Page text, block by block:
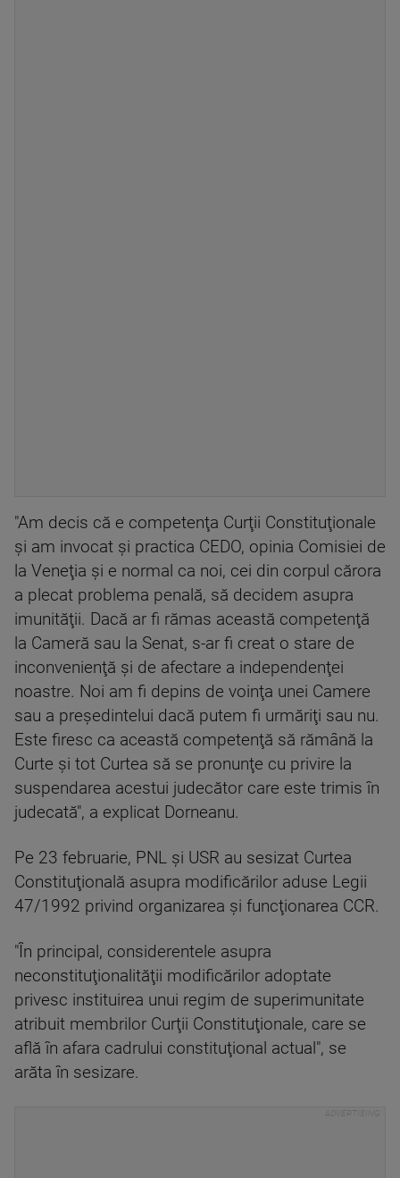
"Am decis că e competenţa Curţii Constituţionale
şi am invocat şi practica CEDO, opinia Comisiei de
la Veneţia şi e normal ca noi, cei din corpul cărora
a plecat problema penală, să decidem asupra
imunităţii. Dacă ar fi rămas această competenţă
la Cameră sau la Senat, s-ar fi creat o stare de
inconvenienţă şi de afectare a independenţei
noastre. Noi am fi depins de voinţa unei Camere
sau a preşedintelui dacă putem fi urmăriţi sau nu.
Este firesc ca această competenţă să rămână la
Curte şi tot Curtea să se pronunţe cu privire la
suspendarea acestui judecător care este trimis în
judecată", a explicat Dorneanu.
Pe 23 februarie, PNL şi USR au sesizat Curtea
Constituţională asupra modificărilor aduse Legii
47/1992 privind organizarea şi funcţionarea CCR.
"În principal, considerentele asupra
neconstituţionalităţii modificărilor adoptate
privesc instituirea unui regim de superimunitate
atribuit membrilor Curţii Constituţionale, care se
află în afara cadrului constituţional actual", se
arăta în sesizare.